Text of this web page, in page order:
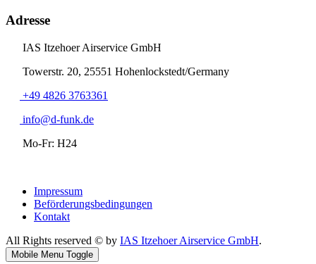
Adresse
IAS Itzehoer Airservice GmbH
Towerstr. 20, 25551 Hohenlockstedt/Germany
+49 4826 3763361
info@d-funk.de
Mo-Fr: H24
Impressum
Beförderungsbedingungen
Kontakt
All Rights reserved © by IAS Itzehoer Airservice GmbH.
Mobile Menu Toggle